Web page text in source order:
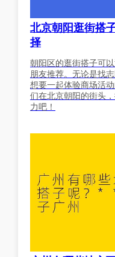
北京朝阳逛街搭
择
朝阳区的逛街搭子可
朋友推荐。无论是找
想要一起体验商场活
们在北京朝阳的街头
力吧！